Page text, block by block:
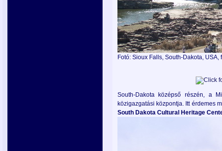
Fotó: Sioux Falls, South-Dakota, USA,
South-Dakota középső részén, a
közigazgatási központja. Itt érdemes
South Dakota Cultural Heritage